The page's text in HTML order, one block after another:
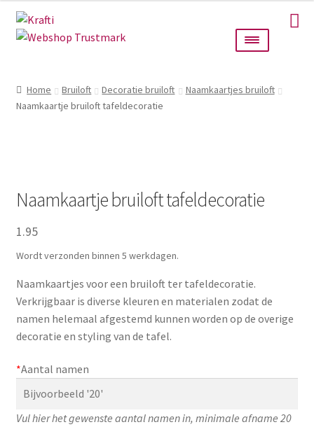
Ga
door
Ga
naar
Taarttoppers
Cadeautjes
Alle producten
Zakelijk
Maatwerk
Home Bruiloft Decoratie bruiloft
Naamkaartjes bruiloft
Naamkaartje bruiloft tafeldecoratie
Naamkaartje bruiloft tafeldecoratie
1.95
Wordt verzonden binnen 5 werkdagen.
Naamkaartjes voor een bruiloft ter tafeldecoratie.
Verkrijgbaar is diverse kleuren en materialen zodat de
namen helemaal afgestemd kunnen worden op de overige
decoratie en styling van de tafel.
*Aantal namen
Vul hier het gewenste aantal namen in, minimale afname 20